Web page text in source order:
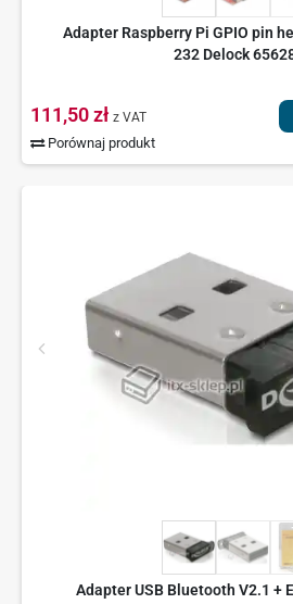
Adapter Raspberry Pi GPIO pin
232 Delock
111,50 zł z VAT
Porównaj produkt
Adapter USB Bluetooth V2.1 +